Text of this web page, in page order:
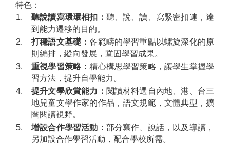
特色：
1.
聽說讀寫環環相扣： 聽、說、讀、寫緊密扣連，達
到能力遷移的目的。
2.
打穩語文基礎：各範疇的學習重點以螺旋深化的原
則編排，縱向發展，鞏固學習成果。
3.
重視學習策略：精心構思學習策略，讓學生掌握學
習方法，提升自學能力。
4.
提升文學欣賞能力： 閱讀材料選自內地、港、台三
地兒童文學作家的作品，語文規範，文體典型，擴
闊閱讀視野。
5.
增設合作學習活動： 部分寫作、說話，以及導讀，
另加設合作學習活動，配合學校所需。